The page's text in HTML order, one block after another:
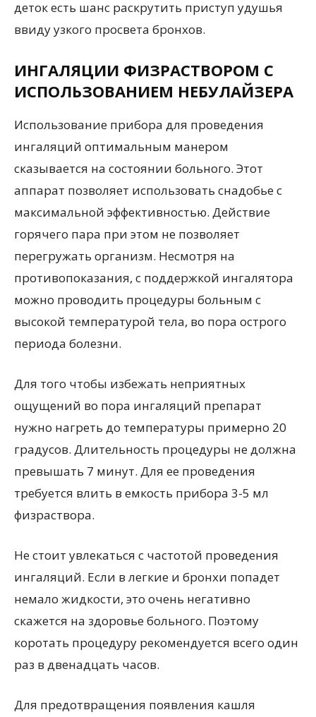
деток есть шанс раскрутить приступ удушья
ввиду узкого просвета бронхов.
ИНГАЛЯЦИИ ФИЗРАСТВОРОМ С
ИСПОЛЬЗОВАНИЕМ НЕБУЛАЙЗЕРА
Использование прибора для проведения
ингаляций оптимальным манером
сказывается на состоянии больного. Этот
аппарат позволяет использовать снадобье с
максимальной эффективностью. Действие
горячего пара при этом не позволяет
перегружать организм. Несмотря на
противопоказания, с поддержкой ингалятора
можно проводить процедуры больным с
высокой температурой тела, во пора острого
периода болезни.
Для того чтобы избежать неприятных
ощущений во пора ингаляций препарат
нужно нагреть до температуры примерно 20
градусов. Длительность процедуры не должна
превышать 7 минут. Для ее проведения
требуется влить в емкость прибора 3-5 мл
физраствора.
Не стоит увлекаться с частотой проведения
ингаляций. Если в легкие и бронхи попадет
немало жидкости, это очень негативно
скажется на здоровье больного. Поэтому
коротать процедуру рекомендуется всего один
раз в двенадцать часов.
Для предотвращения появления кашля